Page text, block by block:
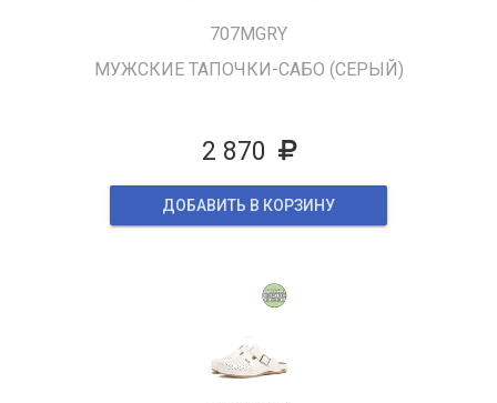
707MGRY
МУЖСКИЕ ТАПОЧКИ-САБО (СЕРЫЙ)
2 870
ДОБАВИТЬ В КОРЗИНУ